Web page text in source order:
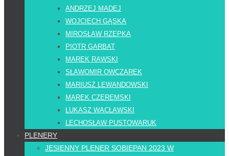
ANDRZEJ MADEJ
WOJCIECH GĄSKA
MIROSŁAW RZEPKA
PIOTR GARBAT
MAREK RAWSKI
SŁAWOMIR OWCZAREK
MARIUSZ LEWANDOWSKI
MAREK CZEREMSKI
ŁUKASZ WACŁAWSKI
LECHOSŁAW PUSTOWARUK
PLENERY
JESIENNY PLENER SOBIEPAN 2023 W